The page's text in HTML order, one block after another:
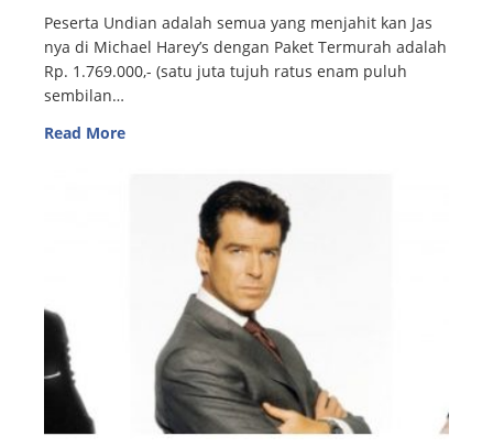
Peserta Undian adalah semua yang menjahit kan Jas
nya di Michael Harey’s dengan Paket Termurah adalah
Rp. 1.769.000,- (satu juta tujuh ratus enam puluh
sembilan…
Read More